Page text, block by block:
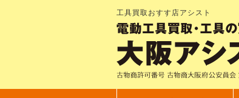
工具買取おすす店アシスト